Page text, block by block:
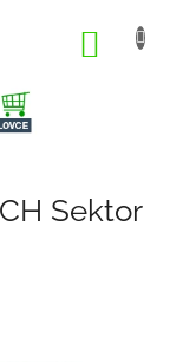
Sektor